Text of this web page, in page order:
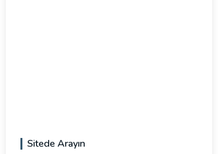
Sitede Arayın